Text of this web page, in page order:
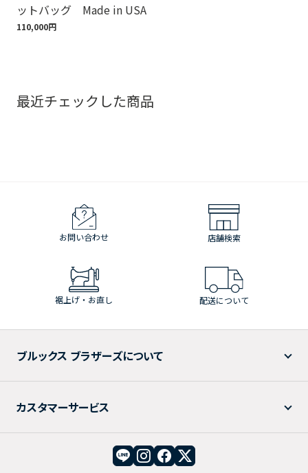
ットバッグ Made in USA
110,000円
最近チェックした商品
お問い合わせ 店舗検索
裾上げ・お直し 配送について
ブルックス ブラザーズについて
カスタマーサービス